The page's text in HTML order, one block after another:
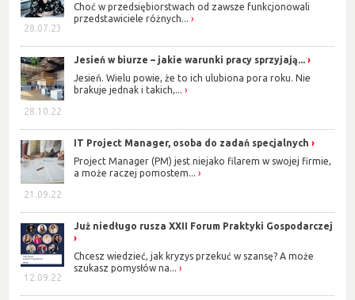
28.07.23
Choć w przedsiębiorstwach od zawsze funkcjonowali
przedstawiciele różnych...
28.10.22
Jesień w biurze – jakie warunki pracy sprzyjają...
Jesień. Wielu powie, że to ich ulubiona pora roku. Nie
brakuje jednak i takich,...
21.09.22
IT Project Manager, osoba do zadań specjalnych
Project Manager (PM) jest niejako filarem w swojej firmie,
a może raczej pomostem...
12.09.22
Już niedługo rusza XXII Forum Praktyki Gospodarczej
Chcesz wiedzieć, jak kryzys przekuć w szansę? A może
szukasz pomysłów na...